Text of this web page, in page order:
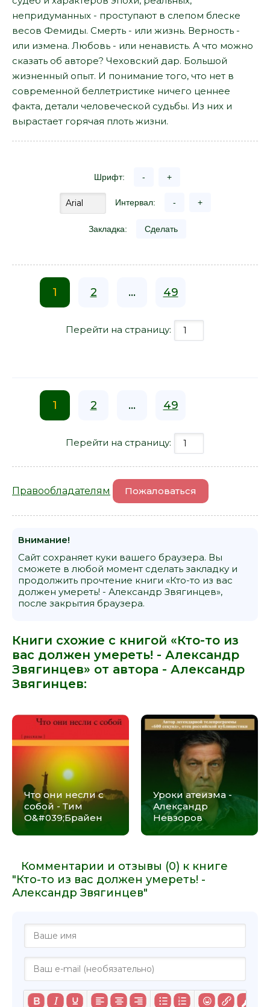
непридуманных - проступают в слепом блеске
весов Фемиды. Смерть - или жизнь. Верность -
или измена. Любовь - или ненависть. А что можно
сказать об авторе? Чеховский дар. Большой
жизненный опыт. И понимание того, что нет в
современной беллетристике ничего ценнее
факта, детали человеческой судьбы. Из них и
вырастает горячая плоть жизни.
Шрифт: - +
Интервал: - +
Закладка: Сделать
1 2 ... 49
Перейти на страницу:
1 2 ... 49
Перейти на страницу:
Правообладателям Пожаловаться
Внимание!
Сайт сохраняет куки вашего браузера. Вы
сможете в любой момент сделать закладку и
продолжить прочтение книги «Кто-то из вас
должен умереть! - Александр Звягинцев»,
после закрытия браузера.
Книги схожие с книгой «Кто-то из
вас должен умереть! - Александр
Звягинцев» от автора - Александр
Звягинцев:
Что они несли с
собой - Тим
О&#039;Брайен
Уроки атеизма -
Александр
Невзоров
Комментарии и отзывы (0) к книге
"Кто-то из вас должен умереть! -
Александр Звягинцев"